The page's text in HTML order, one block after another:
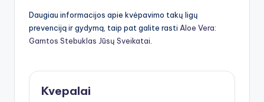
Daugiau informacijos apie kvėpavimo takų ligų
prevenciją ir gydymą, taip pat galite rasti Aloe Vera:
Gamtos Stebuklas Jūsų Sveikatai
Kvepalai